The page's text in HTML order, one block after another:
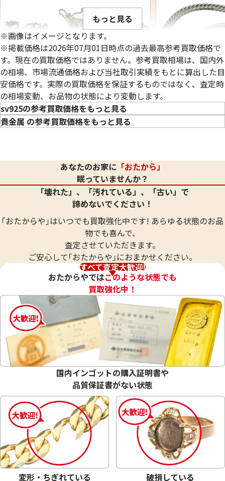
参考買取価格
31.2g
参考買取価格
17,800 円
シルバー925 (Sv925) シルバー2重リング
5個まとめ 29.0g
参考買取価格
16,600円
シルバー925
参考買取価格
13,300 円
もっと見る
※画像はイメージとなります。
※掲載価格は2026年07月01日時点の過去最高参考買取価格で
す。現在の買取価格ではありません。参考買取相場は、国内外
の相場、市場流通価格および当社取引実績をもとに算出した目
安価格です。実際の買取価格を保証するものではなく、査定時
の相場変動、お品物の状態により変動します。
sv925の参考買取価格をもっと見る
貴金属 の参考買取価格をもっと見る
あなたのお家に 「おたから」
眠っていませんか？
「壊れた」、「汚れている」、「古い」で
諦めないでください！
｢おたからや｣はいつでも買取強化中です! あらゆる状態のお品
物でも喜んで、
査定させていただきます。
ご安心して｢おたからや｣におまかせください。
すべて査定大歓迎!
おたからやではこのような状態でも
買取強化中！
国内インゴットの購入証明書や
品質保証書がない状態
変形・ちぎれている
破損している